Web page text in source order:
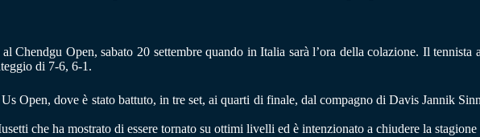
Chendgu Open, sabato 20 settembre quando in Italia sarà l’ora della colazione. Il
di 7-6, 6-1.
Open, dove è stato battuto, in tre set, ai quarti di finale, dal compagno di Davis Jannik
che ha mostrato di essere tornato su ottimi livelli ed è intenzionato a chiudere la